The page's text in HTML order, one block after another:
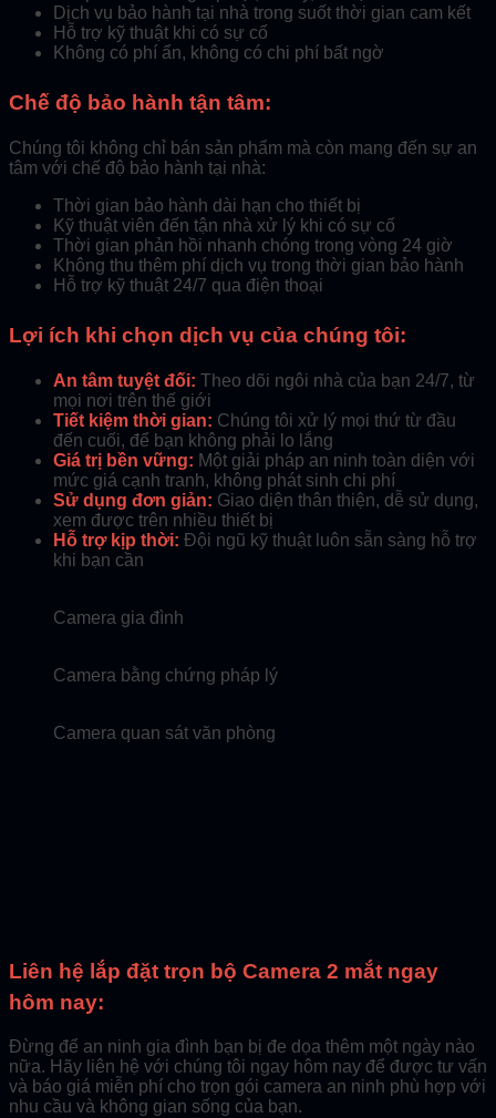
Dịch vụ bảo hành tại nhà trong suốt thời gian cam kết
Hỗ trợ kỹ thuật khi có sự cố
Không có phí ẩn, không có chi phí bất ngờ
Chế độ bảo hành tận tâm:
Chúng tôi không chỉ bán sản phẩm mà còn mang đến sự an
tâm với chế độ bảo hành tại nhà:
Thời gian bảo hành dài hạn cho thiết bị
Kỹ thuật viên đến tận nhà xử lý khi có sự cố
Thời gian phản hồi nhanh chóng trong vòng 24 giờ
Không thu thêm phí dịch vụ trong thời gian bảo hành
Hỗ trợ kỹ thuật 24/7 qua điện thoại
Lợi ích khi chọn dịch vụ của chúng tôi:
An tâm tuyệt đối: Theo dõi ngôi nhà của bạn 24/7, từ
mọi nơi trên thế giới
Tiết kiệm thời gian: Chúng tôi xử lý mọi thứ từ đầu
đến cuối, để bạn không phải lo lắng
Giá trị bền vững: Một giải pháp an ninh toàn diện với
mức giá cạnh tranh, không phát sinh chi phí
Sử dụng đơn giản: Giao diện thân thiện, dễ sử dụng,
xem được trên nhiều thiết bị
Hỗ trợ kịp thời: Đội ngũ kỹ thuật luôn sẵn sàng hỗ trợ
khi bạn cần
Camera gia đình
Camera bằng chứng pháp lý
Camera quan sát văn phòng
Liên hệ lắp đặt trọn bộ Camera 2 mắt ngay
hôm nay:
Đừng để an ninh gia đình bạn bị đe dọa thêm một ngày nào
nữa. Hãy liên hệ với chúng tôi ngay hôm nay để được tư vấn
và báo giá miễn phí cho trọn gói camera an ninh phù hợp với
nhu cầu và không gian sống của bạn.